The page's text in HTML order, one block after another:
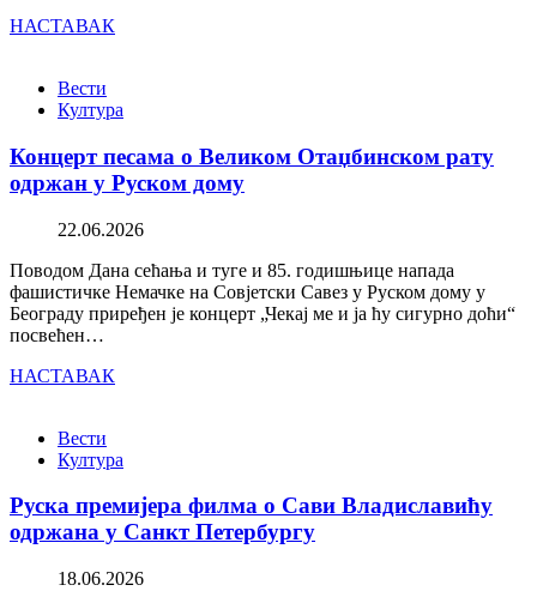
НАСТАВАК
Вести
Култура
Концерт песама о Великом Отаџбинском рату
одржан у Руском дому
22.06.2026
Поводом Дана сећања и туге и 85. годишњице напада
фашистичке Немачке на Совјетски Савез у Руском дому у
Београду приређен је концерт „Чекај ме и ја ћу сигурно доћи“
посвећен…
НАСТАВАК
Вести
Култура
Руска премијера филма о Сави Владиславићу
одржана у Санкт Петербургу
18.06.2026